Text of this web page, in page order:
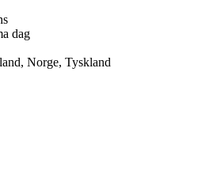
dag
Norge, Tyskland